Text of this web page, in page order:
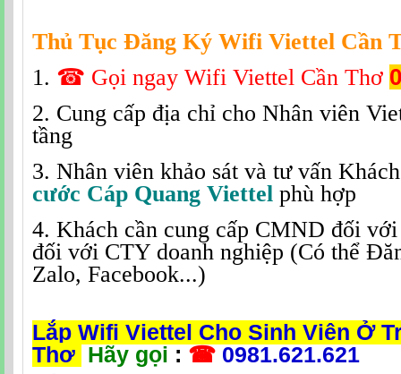
Thủ Tục Đăng Ký Wifi Viettel Cần
1. ☎ Gọi ngay Wifi Viettel Cần Thơ
2. Cung cấp địa chỉ cho Nhân viên
tầng
3. Nhân viên khảo sát và tư vấn
cước Cáp Quang Viettel phù hợp
4. Khách cần cung cấp CMND đối
đối với CTY doanh nghiệp (Có thể
Zalo, Facebook...)
Lắp Wifi Viettel Cho Sinh Viên Ở
Thơ Hãy gọi : ☎ 0981.621.621